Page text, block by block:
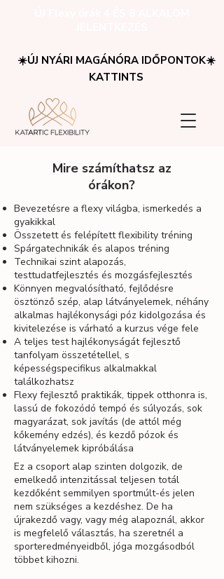
☀️ÚJ NYÁRI MAGÁNÓRA IDŐPONTOK☀️
KATTINTS
Mire számíthatsz az
órákon?
Bevezetésre a flexy világba, ismerkedés a
gyakikkal
Összetett és felépített flexibility tréning
Spárgatechnikák és alapos tréning
Technikai szint alapozás,
testtudatfejlesztés és mozgásfejlesztés
Könnyen megvalósítható, fejlődésre
ösztönző szép, alap látványelemek, néhány
alkalmas hajlékonysági póz kidolgozása és
kivitelezése is várható a kurzus vége fele
A teljes test hajlékonyságát fejlesztő
tanfolyam összetétellel, s
képességspecifikus alkalmakkal
találkozhatsz
Flexy fejlesztő praktikák, tippek otthonra is,
lassú de fokozódó tempó és súlyozás, sok
magyarázat, sok javítás (de attól még
kőkemény edzés), és kezdő pózok és
látványelemek kipróbálása
Ez a csoport alap szinten dolgozik, de
emelkedő intenzitással teljesen totál
kezdőként semmilyen sportmúlt-és jelen
nem szükséges a kezdéshez. De ha
újrakezdő vagy, vagy még alapoznál, akkor
is megfelelő választás, ha szeretnél a
sporteredményeidből, jóga mozgásodból
többet kihozni.